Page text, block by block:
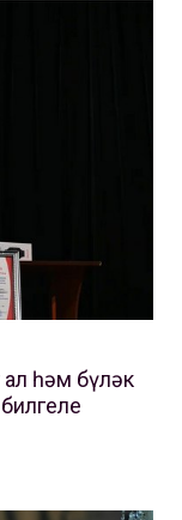
һәм бүләк